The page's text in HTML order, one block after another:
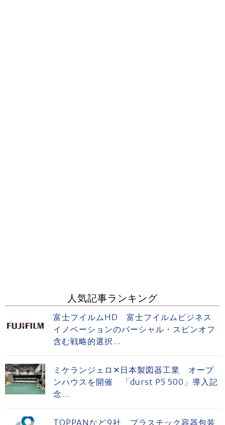
人気記事ランキング
富士フイルムHD 富士フイルムビジネス
イノベーションのパーシャル・スピンオフ
含む戦略的選択...
ミケランジェロ✕日本製図器工業 オープ
ンハウスを開催 「durst P5 500」導入記
念...
TOPPANなど9社 プラスチック容器包装